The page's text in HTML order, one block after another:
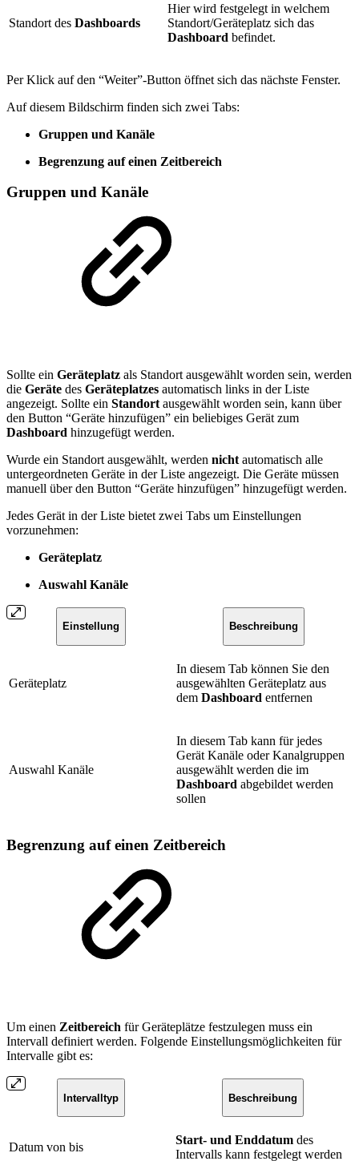
Standort des Dashboards
Hier wird festgelegt in welchem
Standort/Geräteplatz sich das
Dashboard befindet.
Per Klick auf den “Weiter”-Button öffnet sich das nächste Fenster.
Auf diesem Bildschirm finden sich zwei Tabs:
Gruppen und Kanäle
Begrenzung auf einen Zeitbereich
Gruppen und Kanäle
Sollte ein Geräteplatz als Standort ausgewählt worden sein, werden
die Geräte des Geräteplatzes automatisch links in der Liste
angezeigt. Sollte ein Standort ausgewählt worden sein, kann über
den Button “Geräte hinzufügen” ein beliebiges Gerät zum
Dashboard hinzugefügt werden.
Wurde ein Standort ausgewählt, werden nicht automatisch alle
untergeordneten Geräte in der Liste angezeigt. Die Geräte müssen
manuell über den Button “Geräte hinzufügen” hinzugefügt werden.
Jedes Gerät in der Liste bietet zwei Tabs um Einstellungen
vorzunehmen:
Geräteplatz
Auswahl Kanäle
Einstellung Beschreibung
Geräteplatz
In diesem Tab können Sie den
ausgewählten Geräteplatz aus
dem Dashboard entfernen
Auswahl Kanäle
In diesem Tab kann für jedes
Gerät Kanäle oder Kanalgruppen
ausgewählt werden die im
Dashboard abgebildet werden
sollen
Begrenzung auf einen Zeitbereich
Um einen Zeitbereich für Geräteplätze festzulegen muss ein
Intervall definiert werden. Folgende Einstellungsmöglichkeiten für
Intervalle gibt es:
Intervalltyp Beschreibung
Datum von bis
Start- und Enddatum des
Intervalls kann festgelegt werden